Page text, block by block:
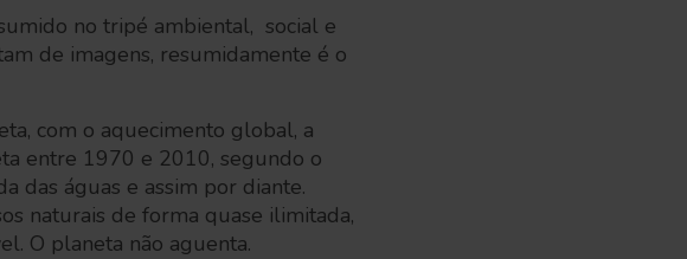
no tripé ambiental, social e
de imagens, resumidamente é o
com o aquecimento global, a
entre 1970 e 2010, segundo o
das águas e assim por diante.
naturais de forma quase ilimitada,
O planeta não aguenta.